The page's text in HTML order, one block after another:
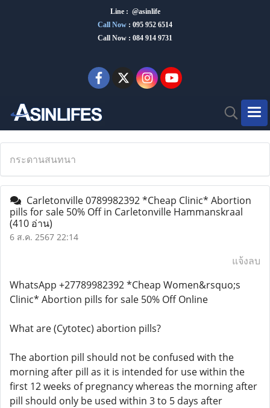
Line : @asinlife
Call Now : 095 952 6514
Call Now : 084 914 9731
กระดานสนทนา
Carletonville 0789982392 *Cheap Clinic* Abortion
pills for sale 50% Off in Carletonville Hammanskraal
(410 อ่าน)
6 ส.ค. 2567 22:14
แจ้งลบ
WhatsApp +27789982392 *Cheap Women&rsquo;s
Clinic* Abortion pills for sale 50% Off Online
What are (Cytotec) abortion pills?
The abortion pill should not be confused with the
morning after pill as it is intended for use within the
first 12 weeks of pregnancy whereas the morning after
pill should only be used within 3 to 5 days after